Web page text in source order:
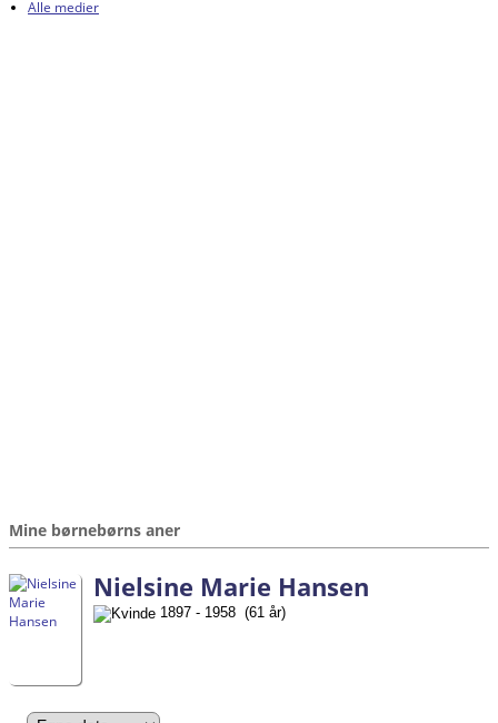
Alle medier
Mine børnebørns aner
Nielsine Marie Hansen
1897 - 1958 (61 år)